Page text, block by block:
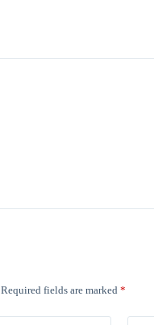
Required fields are marked*